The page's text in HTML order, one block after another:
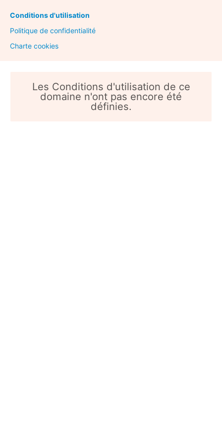
Conditions d'utilisation
Politique de confidentialité
Charte cookies
Les Conditions d'utilisation de ce
domaine n'ont pas encore été
définies.